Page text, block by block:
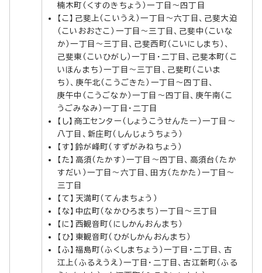
楠木町（くすのきちょう）一丁目～四丁目
【こ】己斐上（こいうえ）一丁目～六丁目、己斐大迫
（こいおおさこ）一丁目～三丁目、己斐中（こいな
か）一丁目～三丁目、己斐西町（こいにしまち）、
己斐東（こいひがし）一丁目・二丁目、己斐本町（こ
いほんまち）一丁目～三丁目、己斐町（こいま
ち）、庚午北（こうごきた）一丁目～四丁目、
庚午中（こうごなか）一丁目～四丁目、庚午南（こ
うごみなみ）一丁目・二丁目
【し】商工センター（しょうこうせんたー）一丁目～
八丁目、新庄町（しんじょうちょう）
【す】鈴が峰町（すずがみねちょう）
【た】高須（たかす）一丁目～四丁目、高須台（たか
すだい）一丁目～六丁目、田方（たかた）一丁目～
三丁目
【て】天満町（てんまちょう）
【な】中広町（なかひろまち）一丁目～三丁目
【に】西観音町（にしかんおんまち）
【ひ】東観音町（ひがしかんおんまち）
【ふ】福島町（ふくしまちょう）一丁目・二丁目、古
江上（ふるえうえ）一丁目・二丁目、古江新町（ふる